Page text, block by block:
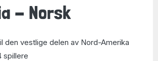
- Norsk
den vestlige delen av Nord-Amerika
spillere